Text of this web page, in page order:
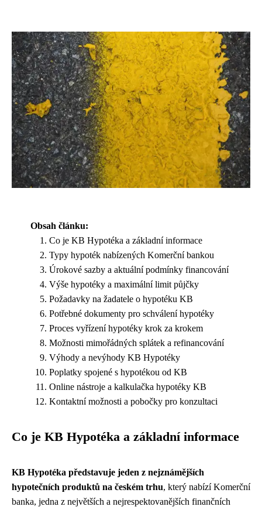
Obsah článku:
Co je KB Hypotéka a základní informace
Typy hypoték nabízených Komerční bankou
Úrokové sazby a aktuální podmínky financování
Výše hypotéky a maximální limit půjčky
Požadavky na žadatele o hypotéku KB
Potřebné dokumenty pro schválení hypotéky
Proces vyřízení hypotéky krok za krokem
Možnosti mimořádných splátek a refinancování
Výhody a nevýhody KB Hypotéky
Poplatky spojené s hypotékou od KB
Online nástroje a kalkulačka hypotéky KB
Kontaktní možnosti a pobočky pro konzultaci
Co je KB Hypotéka a základní informace
KB Hypotéka představuje jeden z nejznámějších
hypotečních produktů na českém trhu, který nabízí Komerční
banka, jedna z největších a nejrespektovanějších finančních